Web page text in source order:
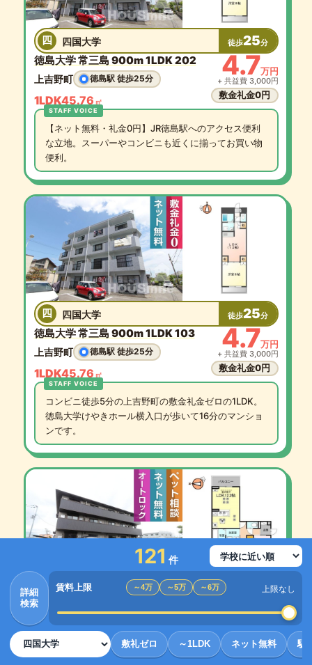
四 四国大学 徒歩25分
徳島大学 常三島 900m 1LDK 202
上吉野町 徳島駅 徒歩25分
1LDK45.76 ㎡
4.7万円
+ 共益費 3,000円
敷金礼金0円
【ネット無料・礼金0円】JR徳島駅へのアクセス便利
な立地。スーパーやコンビニも近くに揃ってお買い物
便利。
四 四国大学 徒歩25分
徳島大学 常三島 900m 1LDK 103
上吉野町 徳島駅 徒歩25分
1LDK45.76 ㎡
4.7万円
+ 共益費 3,000円
敷金礼金0円
コンビニ徒歩5分の上吉野町の敷金礼金ゼロの1LDK。
徳島大学けやきホール横入口が歩いて16分のマンショ
ンです。
四 四国大学 分
フィオーレガーデン北田宮 A
101
北田宮 佐古駅 徒歩19分
2LDK59.6
10.9万円
+ 共益費 5,500円
敷 なし / 礼 21.8万円
121 件
詳細
検索
賃料上限 ～4万 ～5万 ～6万 上限なし
敷礼ゼロ ～1LDK ネット無料 駅